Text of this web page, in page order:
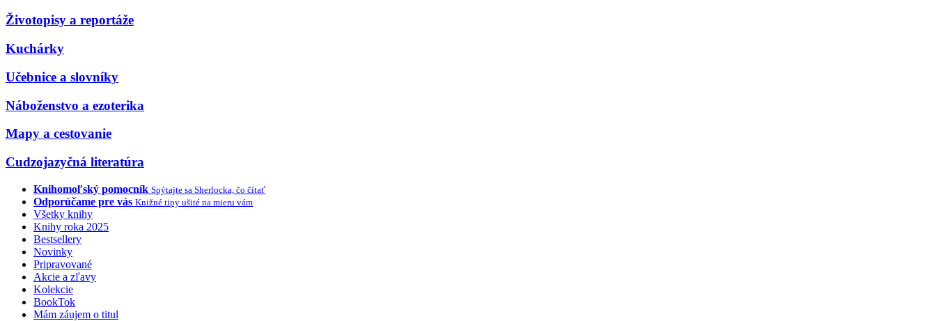
Životopisy a reportáže
Kuchárky
Učebnice a slovníky
Náboženstvo a ezoterika
Mapy a cestovanie
Cudzojazyčná literatúra
Knihomoľský pomocník Spýtajte sa Sherlocka, čo čítať
Odporúčame pre vás Knižné tipy ušité na mieru vám
Všetky knihy
Knihy roka 2025
Bestsellery
Novinky
Pripravované
Akcie a zľavy
Kolekcie
BookTok
Mám záujem o titul